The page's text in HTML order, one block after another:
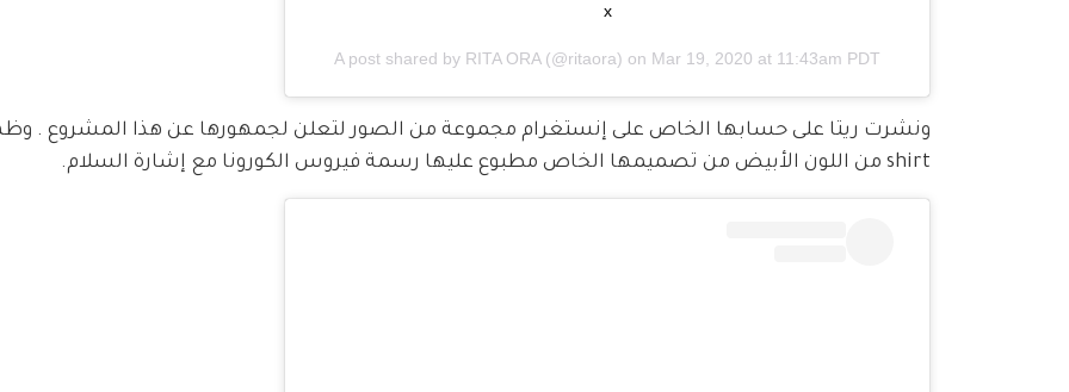
x
A post shared by RITA ORA(@ritaora) on Mar 19, 2020 at 11:43am PDT
shirt من اللون الأبيض من تصميمها الخاص مطبوع عليها رسمة فيروس الكورونا مع إشارة السلام.